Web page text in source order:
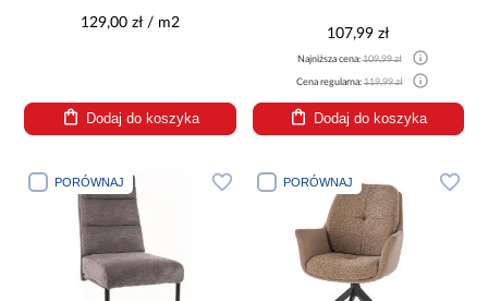
129,00 zł / m2
Dodaj do koszyka
107,99 zł
Najniższa cena:109,99 zł
Cena regularna:119,99 zł
Dodaj do koszyka
PORÓWNAJ PORÓWNAJ